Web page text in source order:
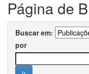
Página de
Buscar em:
por